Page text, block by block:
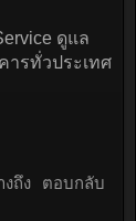
ดูแล
รทั่วประเทศ
งถึง ตอบกลับ